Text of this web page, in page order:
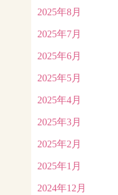
2025年8月
2025年7月
2025年6月
2025年5月
2025年4月
2025年3月
2025年2月
2025年1月
2024年12月